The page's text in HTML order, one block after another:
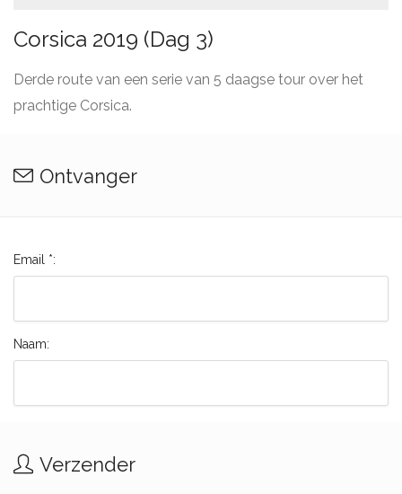
Corsica 2019 (Dag 3)
Derde route van een serie van 5 daagse tour over het
prachtige Corsica.
Ontvanger
Email *:
Naam:
Verzender